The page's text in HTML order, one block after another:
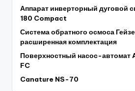
Аппарат инверторный дуговой
180 Compact
Система обратного осмоса
расширенная комплектация
Поверхностный насос-автомат
FC
Canature NS-70